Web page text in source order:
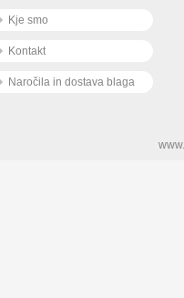
Kje smo
Kontakt
Naročila in dostava blaga